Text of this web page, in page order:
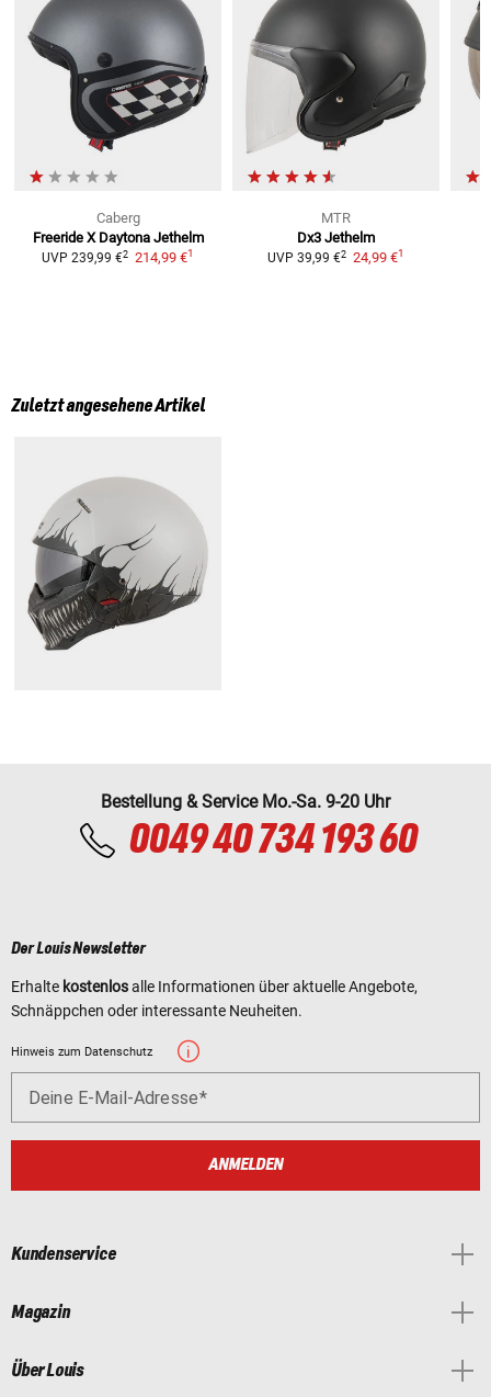
Caberg
Freeride X Daytona Jethelm
UVP 239,99 €2 214,99 €1
MTR
Dx3 Jethelm
UVP 39,99 €2 24,99 €1
Zuletzt angesehene Artikel
Bestellung & Service Mo.-Sa. 9-20 Uhr
0049 40 734 193 60
Der Louis Newsletter
Erhalte kostenlosalle Informationen über aktuelle Angebote,
Schnäppchen oder interessante Neuheiten.
Hinweis zum Datenschutz
Deine E-Mail-Adresse
ANMELDEN
Kundenservice
Magazin
Über Louis